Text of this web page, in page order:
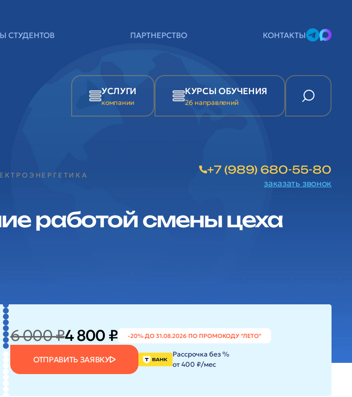
СТУДЕНТОВ ПАРТНЕРСТВО КОНТАКТЫ
УСЛУГИ
компании
КУРСЫ ОБУЧЕНИЯ
26 направлений
+7 (989) 680-55-80
заказать звонок
работой смены цеха
6 000 ₽4 800 ₽ -20% ДО 31.08.2026 ПО ПРОМОКОДУ "ЛЕТО"
ОТПРАВИТЬ ЗАЯВКУ
Рассрочка без %
от 400 ₽/мес